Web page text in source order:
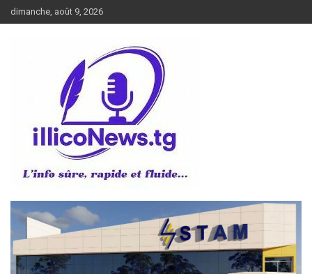
Aller
au
dimanche, août 9, 2026
illiconews